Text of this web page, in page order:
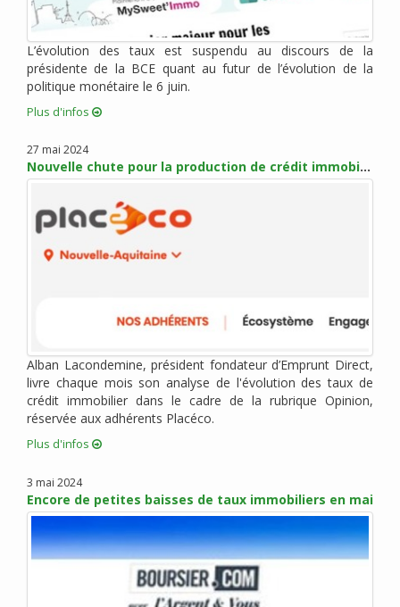
avril 2017 (1)
mars 2017 (7)
février 2017 (10)
janvier 2017 (4)
décembre 2016 (6)
novembre 2016 (7)
octobre 2016 (6)
août 2016 (2)
juillet 2016 (1)
juin 2016 (3)
janvier 2016 (2)
novembre 2015 (9)
octobre 2015 (6)
septembre 2015 (9)
juin 2015 (4)
mai 2015 (5)
avril 2015 (5)
mars 2015 (5)
L’évolution des taux est suspendu au discours de la
présidente de la BCE quant au futur de l’évolution de la
politique monétaire le 6 juin.
Plus d'infos
27 mai 2024
Nouvelle chute pour la production de crédit immobilier
Alban Lacondemine, président fondateur d’Emprunt Direct,
livre chaque mois son analyse de l'évolution des taux de
crédit immobilier dans le cadre de la rubrique Opinion,
réservée aux adhérents Placéco.
Plus d'infos
3 mai 2024
Encore de petites baisses de taux immobiliers en mai